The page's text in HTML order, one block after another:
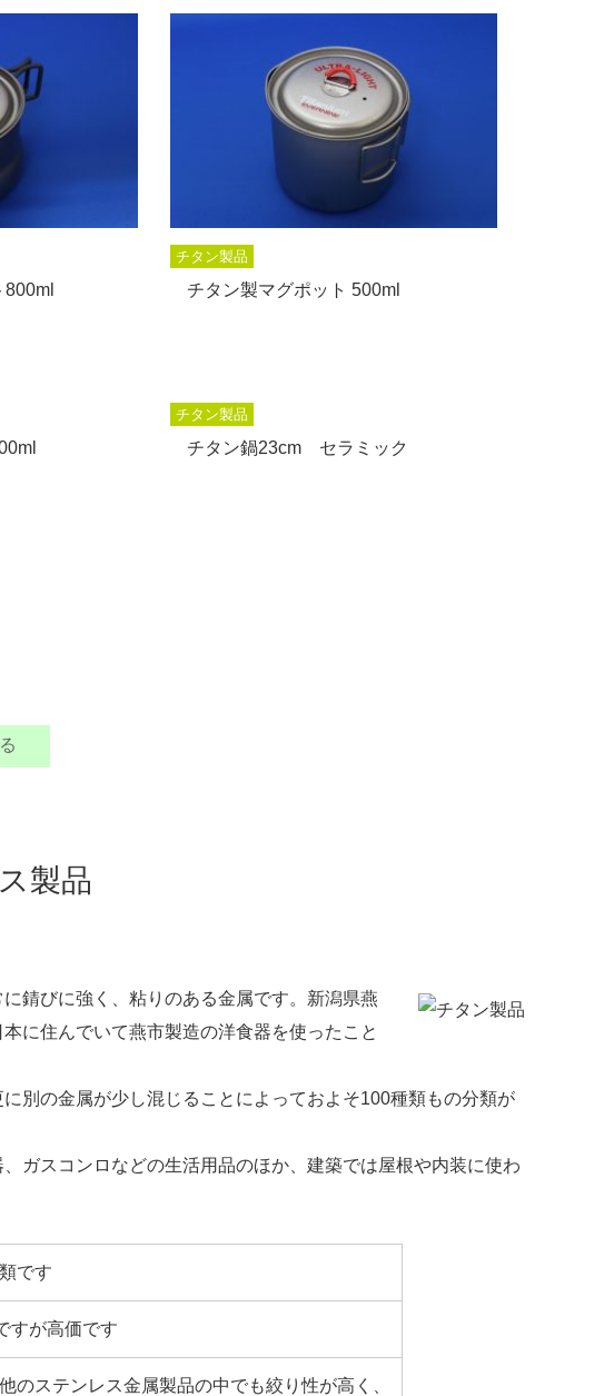
チタン製品
チタン製マグポット 500ml
チタン製品
チタン鍋23cm セラミック
製品
錆びに強く、粘りのある金属です。新潟県燕
に住んでいて燕市製造の洋食器を使ったこと
別の金属が少し混じることによっておよそ100種類もの分類が
ガスコンロなどの生活用品のほか、建築では屋根や内装に使わ
です
すが高価です
のステンレス金属製品の中でも絞り性が高く、